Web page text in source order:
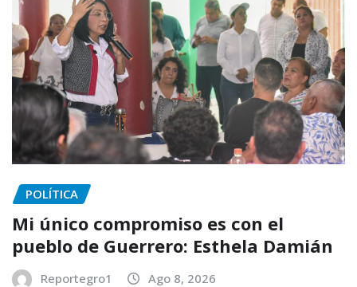
POLÍTICA
Mi único compromiso es con el
pueblo de Guerrero: Esthela Damián
Reportegro1 Ago 8, 2026